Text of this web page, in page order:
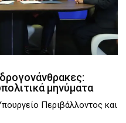
μηνύματα
Περιβάλλοντος και